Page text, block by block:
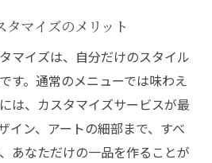
タマイズのメリット
マイズは、自分だけのスタイル
す。通常のメニューでは味わえ
は、カスタマイズサービスが最
イン、アートの細部まで、すべ
あなただけの一品を作ることが